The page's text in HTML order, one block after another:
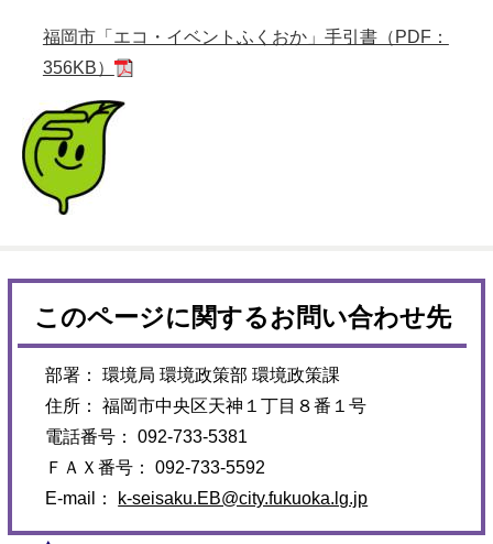
福岡市「エコ・イベントふくおか」手引書（PDF：
356KB）
このページに関するお問い合わせ先
部署： 環境局 環境政策部 環境政策課
住所： 福岡市中央区天神１丁目８番１号
電話番号： 092-733-5381
ＦＡＸ番号： 092-733-5592
E-mail：
k-seisaku.EB@city.fukuoka.lg.jp